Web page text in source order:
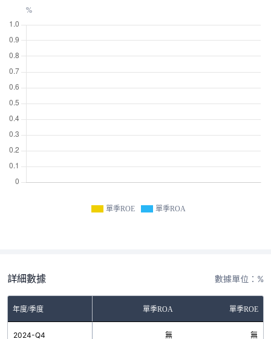
單季ROE 單季ROA
詳細數據 數據單位：%
年度/季度 單季ROA 單季ROE
2024-Q4 無 無